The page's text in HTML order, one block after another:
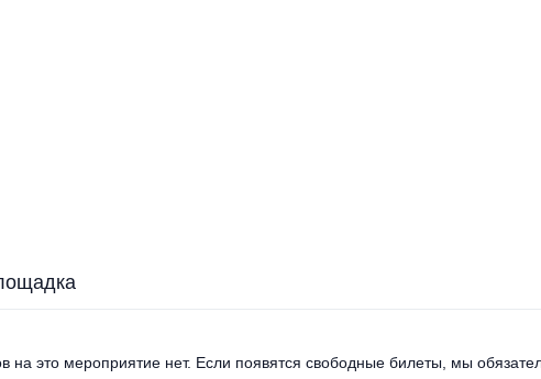
на это мероприятие нет. Если появятся свободные билеты, мы